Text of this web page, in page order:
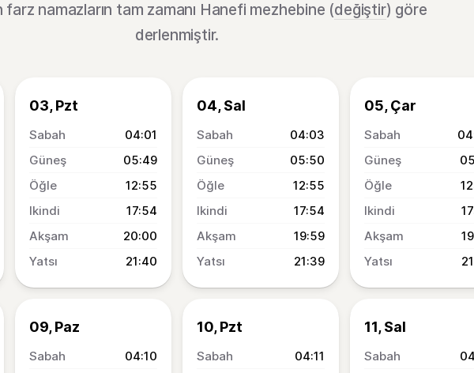
farz namazların tam zamanı Hanefi mezhebine (değiştir) göre
derlenmiştir.
03, Pzt
04:01
05:49
12:55
17:54
20:00
21:40
04, Sal
04:03
05:50
12:55
17:54
19:59
21:39
05, Çar
09, Paz
04:10
10, Pzt
04:11
11, Sal